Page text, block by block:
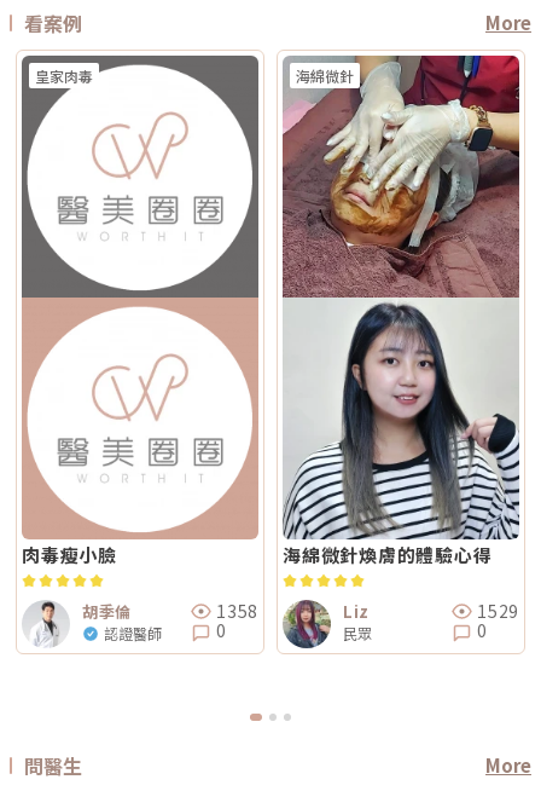
八歲者不建議未成年人接受此類治療，除非有醫療必要且經監護人與專業醫
雷射有什麼最大差別？Reepot 的能量作用以機械式震動為主，而非傳統以
熱破壞色素為核心的方式，因此對周邊組織較為溫和，修復期相對短。搭配
AI 智慧影像分析與低溫保護，可讓能量更集中在斑點本身，減少熱擴散造成
的紅腫或反黑風險。對於需要更加精準、可控的淺層色素改善者，是較新的
治療選擇。Q2：一次療程能看到效果嗎？需要做幾次比較理想？淺層曬
斑、雀斑在單次治療後多半能看到初步變化；但深層或混合型色素通常需要
多次治療，效果會以「循序淡化」的方式呈現。實際次數與間隔仍須依個人
膚況並由醫師評估調整。Q3：Reepot 是否有反黑風險？術後該注意什麼？
任何除斑型雷射都可能有反黑風險，但 Reepot 因熱傷害較低、加上冷卻系
統保護，發生率較低。術後的關鍵在於防曬和保濕，尤其治療後一週避免曝
曬、蒸氣、刺激性保養品。若依照術後指示照護，能大幅降低色素反應的機
會。Q4：敏感肌或薄皮膚適合做 Reepot 嗎？Reepot 的能量模式相對溫
和，加上冷卻保護，對敏感肌而言較為友善。但敏感肌的特性是屏障本身不
穩定，因此治療前仍需要專業檢視膚況，若正處於發炎、乾裂或紅敏期，建
議先穩定皮膚後再安排療程。Q5：做 Reepot 之後多久可以搭配其他醫美
療程？治療後皮膚需要時間恢復，因此若要搭配保濕導入、水光等溫和療
程，通常約 2～3 週即可視膚況安排；若是皮秒、飛梭、強效換膚或注射等
刺激性較高的項目，建議至少間隔 4 週再評估。適當的間隔能降低反黑與過
度刺激的風險，也讓後續療程效果更穩定。Q6：Reepot 的療程費用大約是
多少？Reepot 的價格會依照治療部位、所需的能量深度、是否搭配其他療
程以及整體規劃次數而有所差異。一般費用多落在一萬至三萬多元之間，但
實際金額仍需依個人斑點狀況與療程組合評估後才能確認。建議先安排諮
詢，由專業醫療人員確認膚況後提供最適合的治療方案與費用。Q7：
Reepot 術後的人工皮需要貼多久？Reepot 治療後會在局部覆蓋人工皮，
主要是保護剛治療的肌膚並協助屏障修復。人工皮不建議自行撕除，多數人
會在約兩週左右回診時，由醫療人員視膚況協助取下。人工皮脫落後，治療
部位的色素也會在這段期間逐漸代謝、變淡。斑點帶來的影響，往往不只是
外觀變化，更讓人感到氣色黯淡、不如以往。隨著醫美技術不斷推陳出新，
Reepot AI 時光雷射為色素治療帶來更精準、可控的方式，讓除斑不再停留
在效果難預測的時代。期望這篇文章能幫助你清楚掌握除斑方向與選擇，在
規劃療程時，也建議由專業醫師根據膚況量身評估，找到最適合、安全的改
善方式。★溫馨提醒★小編要提醒大家，醫療並非單純的商業交易，所有的
療程都伴隨著風險。因此，作為消費者應該謹慎選擇合適的醫療方案，以確
保安全與健康。
可以優先評估音波。 如果同時有鬆和垂：可以和醫師討論電音波搭配。這
也是為什麼現在很多醫師會用「複合式療程」來做規劃。不是每個人都只需
要一種療程，而是要看老化主要發生在哪一層，再決定適合電波、音波，還
是兩者搭配。電波音波可以一起打嗎？可以，但不是每個人都一定需要。電
波和音波作用原理不同，所以在醫師評估下，兩者確實可以搭配。常見做法
是用音波處理深層輪廓拉提，再用電波改善皮膚緊緻與膚質鬆弛，讓效果更
全面。不過，電音波不是「全部打越多越好」。發數、能量、施作順序、間
隔時間，都需要依照個人臉部條件設計。如果臉部脂肪偏少、皮膚偏薄、曾
做過其他療程，或是近期剛打過針劑，更要讓醫師完整評估，避免過度治
療。做電波音波前，要注意哪些事？第一，先判斷自己是哪一種老化問題在
選電波或音波前，先不要急著問「哪個比較好」，而是要先看自己的老化問
題屬於哪一種。臉部老化常見可分成四大類：組織鬆弛下垂、結構性凹陷、
皺紋形成、膚質老化。電波和音波主要處理的是「鬆弛與下垂」這一類問
題。電波偏向改善皮膚鬆弛、細紋與緊緻度；音波偏向改善輪廓下垂、嘴邊
肉與下顎線模糊。但如果是太陽穴凹陷、淚溝、臉頰凹陷這類結構性凹陷，
或是斑點、色素沉澱這類膚質問題，單靠電波或音波不一定能解決，需要搭
配其他療程評估。第二，不要只看價格，更要看療程規劃是否合理電波音波
的價格會受到儀器種類、探頭、發數、施作部位、能量設定與診所規劃影
響。價格便宜不一定不好，但如果只用價格做決定，很容易忽略真正重要的
事：這療程到底有沒有符合你的臉部狀況？同樣是音波，有人需要加強下顎
線，有人需要處理嘴邊肉；同樣是電波，有人重點在眼周細紋，有人重點在
臉頰鬆弛。規劃不同，效果自然也會不同。所以選療程時，不只要問「多少
錢」，也要問清楚：使用什麼儀器？施作哪些部位？大約發數或治療範圍怎
麼規劃？為什麼我的狀況適合這個療程？第三，確認儀器來源、探頭耗材與
施作人員電波音波屬於能量型醫美療程，安全性和儀器來源、探頭耗材、操
作經驗都有關。建議選擇前可以確認是否為合法原廠認證儀器、是否使用原
廠探頭或合規耗材，以及是否由合格專業醫療人員評估與操作。另外，醫師
的臉部解剖概念與美感判斷也很重要。因為電波音波不是「能量越強越
好」，而是要看你的皮膚厚度、脂肪量、鬆弛程度、臉型比例去調整。過度
治療不一定更漂亮，反而可能不自然或效果不如預期。第四，效果需要時
間，不要用術後當天判斷成敗電波和音波都是透過熱能刺激膠原蛋白反應，
不是做完當天就完成全部效果。部分人術後會先感覺皮膚變緊、輪廓比較
順，但真正的膠原蛋白新生與重組，通常需要數週到數月慢慢發生。所以做
完後不要急著用第一天的樣子判斷有沒有用，也不要因為短期內沒有巨大變
化就立刻否定療程。非侵入式拉提的特色通常是漸進、自然，而不是突然大
幅改變。第五，不要期待一次療程解決所有老化問題臉部老化不是只有皮膚
鬆而已，還可能包含膠原蛋白流失、脂肪位移、骨架支撐變弱、皮膚厚度改
變等不同層次的問題。電波可以改善皮膚緊緻度與膚質，音波可以幫助輪廓
拉提與深層支撐，但它們不一定能取代針劑、填充、雷射、手術或其他療
定。電波多半是熱感、刺熱感；音波則常見深層痠脹感或一點一點的刺激
不能單純說哪一個一定比較痛。Q2：電波音波做完會有修復期嗎？多數電
波音波屬於非侵入式療程，通常不需要像手術一樣長時間修復。不過部分人
容積式加熱 療程定位 膚質、細緻、緊緻並重 輪廓、拉提、緊實為主 適合族
冷卻技術 五階七段冷卻系統 分段噴灑冷媒 探頭 雅典娜探頭：臉部 宙斯探
頭：身體 愛神探頭：眼周 紫鑽探頭：臉/四肢 碧眼探頭：眼周 藍鑽探頭：
臉/四肢 黃金探頭：身體 疼痛感 多數定位為較舒適型 但仍因人而異 感受通
常較明顯，但依能量、部位與個人耐受度不同 常見效果感受 膚質變細、臉
部較緊 光澤提升 輪廓變緊、線條感改善 適合重點 想變精緻、自然、保養型
想加強緊緻、抗老、輪廓型 原理差異：單極、雙極到底是什麼？很多人看
到「單極」、「雙極」會覺得很難懂，其實可以用生活化的方式理解。單極
電波：像是把熱能傳遞到較深、較廣的範圍，主要作用於較深層皮膚組織
（以真皮層為主），常被用於緊緻與支撐感相關需求。鳳凰電波即屬於單極
射頻應用。雙極電波：則是將能量集中在兩個電極之間，作用範圍相對較
淺，較常被用於膚質細緻、表層改善等需求。無雙電波的特色，在於將單極
與雙極兩種模式結合於同一療程設計中。根據官方資料，DENSITY 可透過
不同射頻模式，將能量分別作用於深層與淺層皮膚。因此，兩者並不是「誰
比較高級」，而是設計邏輯不同。若主要需求為輪廓拉提與緊緻，單極射頻
為主的療程通常較符合需求；若希望同時兼顧膚質細緻與輕度緊緻，複合式
電波療程則可能更具彈性。效果差異：拉提感、緊緻感、膚質感不一樣1. 拉
提感如果你的主要困擾是「臉部鬆弛」、「下顎線不清楚」或「嘴邊肉變明
顯」，鳳凰電波通常是較常被討論的選項之一。其應用多與輪廓緊緻與鬆弛
改善相關，常見於臉部、眼周與身體的緊緻與平滑需求。2. 膚質感如果你的
問題不是明顯鬆弛，而是「皮膚看起來粗」、「毛孔明顯」、「妝感不服
貼」或整體氣色較疲累，無雙電波的複合式能量設計相對較符合這類需求。
除了緊緻效果外，也常被用於膚質細緻與整體質感提升，因此常被市場定位
為入門型抗老或精緻型電波療程。3. 自然度兩者都屬於非侵入式療程，因此
通常不會像手術或填充療程一樣產生立即的結構性改變，效果多半呈現為漸
進式、自然型。常見的效果訴求差異在於：鳳凰電波多偏向輪廓線條與緊緻
感的提升；無雙電波則較偏向整體膚質細緻、緊實與光澤感的改善。哪一種
比較痛？無雙電波真的比較不痛嗎？疼痛感是很多人選療程時最在意的問
題。以療程設計來看，鳳凰電波因為以單極射頻為主，能量感通常會比較明
顯。部分人會形容為熱、刺、酸、脹，尤其在骨感較明顯或皮膚較薄的位
置，感受可能更強。無雙電波則因為設計上有SAC智能冷卻系統與RIC即時
阻抗偵測補償系統等設計，因此為舒適度較高的電波療程。但這裡要講清
楚：不痛不代表完全沒感覺，舒適也不代表每個人都一樣。疼痛感會受到很
多因素影響，包括： 個人耐痛程度 施作部位 能量設定 是否敷麻 醫師手法
皮膚厚薄與骨感程度 當天身體狀態所以比較精準的說法是：無雙電波通常
被定位為舒適度較佳；鳳凰電波能量感通常較明顯。但實際感受仍需依個人
狀況而定。常見迷思一：鳳凰電波一定比無雙電波強嗎？不一定。「強」要
線條、核心、柔軟度，還是想增加肌力？療程也是同樣邏輯。選擇醫美療
做完會立刻小臉嗎？很多人期待電波做完臉馬上小一圈，但這個期待需要調
整。電波拉提不是抽脂，也不是溶脂，更不是削骨。它主要是透過射頻熱能
https://www.instagram.com/drdeungskinclinic/張英睿皮膚專科診所地
址：新北市板橋區文化路一段118號電話：(02)-2250-6065LINE：
@xat.0000195926.1nzhttps://page.line.me/xat.0000195926.1nz?
openQrModal=true
看案例 More
皇家肉毒
肉毒瘦小臉
胡季倫
認證醫師
1358
0
海綿微針
海綿微針煥膚的體驗心得
Liz
民眾
1529
0
問醫生 More